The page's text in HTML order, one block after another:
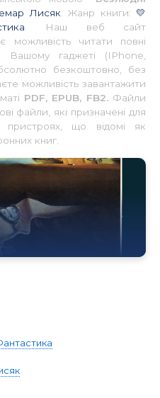
Лисяк . Жанр книги:💛
. Наш веб сайт
можливість читати повні
Вашому гаджеті (IPhone,
безкоштовно, без
можливість завантажити
PDF, EPUB, FB2.Файли
файли, які призначені для
пристроях, що відомі як
книг.